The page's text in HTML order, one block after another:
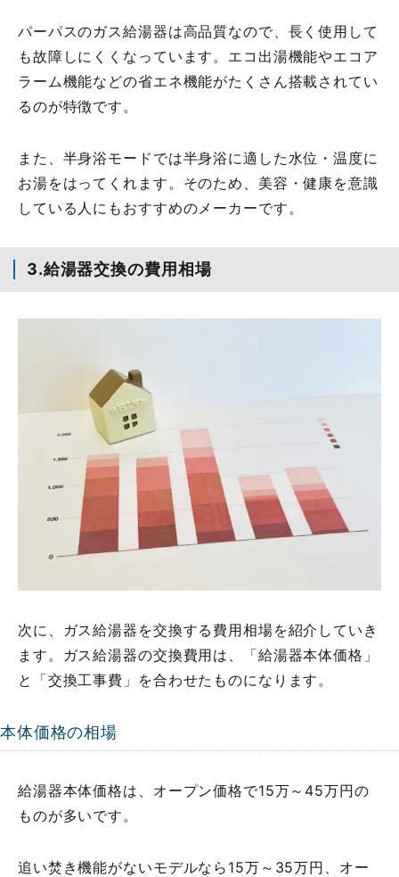
パーパスのガス給湯器は高品質なので、長く使用して
も故障しにくくなっています。エコ出湯機能やエコア
ラーム機能などの省エネ機能がたくさん搭載されてい
るのが特徴です。
また、半身浴モードでは半身浴に適した水位・温度に
お湯をはってくれます。そのため、美容・健康を意識
している人にもおすすめのメーカーです。
3.給湯器交換の費用相場
次に、ガス給湯器を交換する費用相場を紹介していき
ます。ガス給湯器の交換費用は、「給湯器本体価格」
と「交換工事費」を合わせたものになります。
本体価格の相場
給湯器本体価格は、オープン価格で15万～45万円の
ものが多いです。
追い焚き機能がないモデルなら15万～35万円、オー